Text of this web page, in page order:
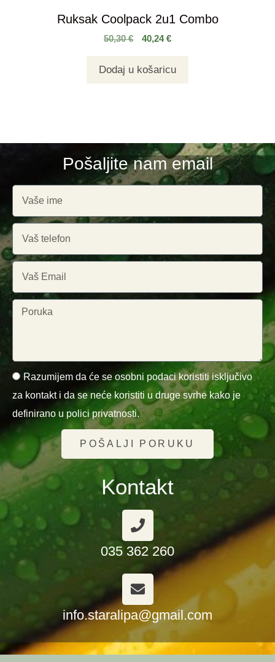
Ruksak Coolpack 2u1 Combo
50,30€ 40,24€
Dodaj u košaricu
Pošaljite nam email
Razumijem da će se osobni podaci koristiti isključivo
za kontakt i da se neće koristiti u druge svrhe kako je
definirano u polici privatnosti.
POŠALJI PORUKU
Kontakt
035 362 260
info.staralipa@gmail.com